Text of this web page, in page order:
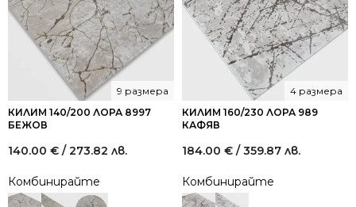
КИЛИМ 140/200 ЛОРА 8997
БЕЖОВ
9 размера
140.00 € / 273.82 лв.
Комбинирайте
КИЛИМ 160/230 ЛОРА 989
КАФЯВ
4 размера
184.00 € / 359.87 лв.
Комбинирайте